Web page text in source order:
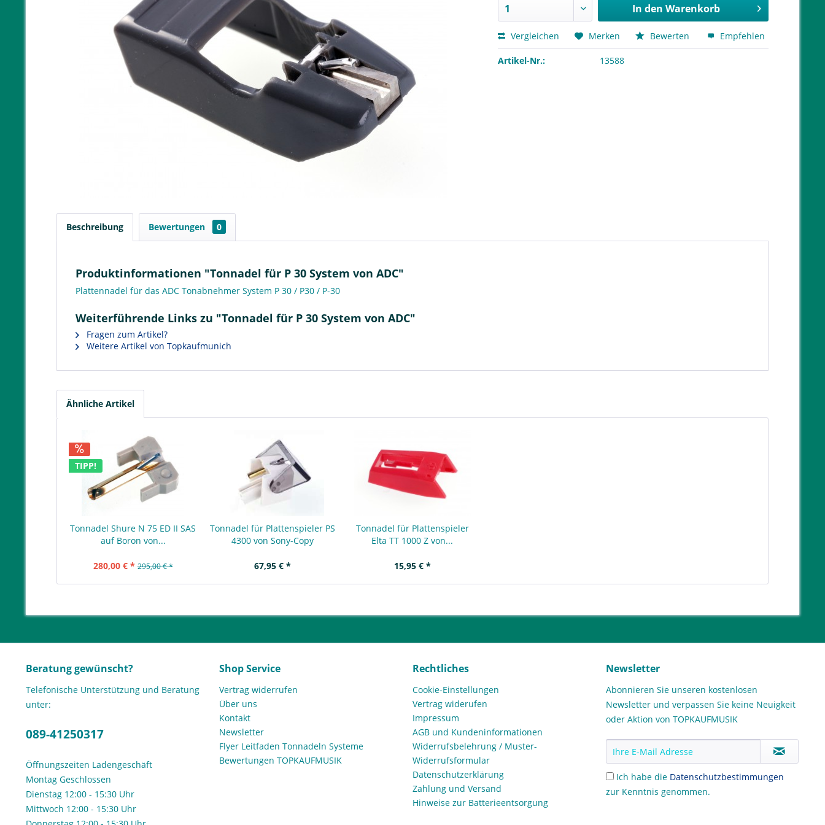
In den Warenkorb
Vergleichen Merken Bewerten Empfehlen
Artikel-Nr.: 13588
Beschreibung Bewertungen 0
Produktinformationen "Tonnadel für P 30 System von ADC"
Plattennadel für das ADC Tonabnehmer System P 30 / P30 / P-30
Weiterführende Links zu "Tonnadel für P 30 System von ADC"
Fragen zum Artikel?
Weitere Artikel von Topkaufmunich
Ähnliche Artikel
TIPP!
Tonnadel Shure N 75 ED II SAS
auf Boron von...
280,00 € * 295,00 € *
Tonnadel für Plattenspieler PS
4300 von Sony-Copy
67,95 € *
Tonnadel für Plattenspieler
Elta TT 1000 Z von...
15,95 € *
Beratung gewünscht?
Telefonische Unterstützung und Beratung
unter:
089-41250317
Öffnungszeiten Ladengeschäft
Montag Geschlossen
Dienstag 12:00 - 15:30 Uhr
Mittwoch 12:00 - 15:30 Uhr
Shop Service
Vertrag widerrufen
Über uns
Kontakt
Newsletter
Flyer Leitfaden Tonnadeln Systeme
Bewertungen TOPKAUFMUSIK
Rechtliches
Cookie-Einstellungen
Vertrag widerufen
Impressum
AGB und Kundeninformationen
Widerrufsbelehrung / Muster-
Widerrufsformular
Datenschutzerklärung
Zahlung und Versand
Hinweise zur Batterieentsorgung
Newsletter
Abonnieren Sie unseren kostenlosen
Newsletter und verpassen Sie keine Neuigkeit
oder Aktion von TOPKAUFMUSIK
Ich habe die Datenschutzbestimmungen
zur Kenntnis genommen.